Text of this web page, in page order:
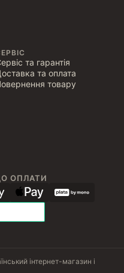
та гарантія
та оплата
товару
ОПЛАТИ
інтернет-магазин і